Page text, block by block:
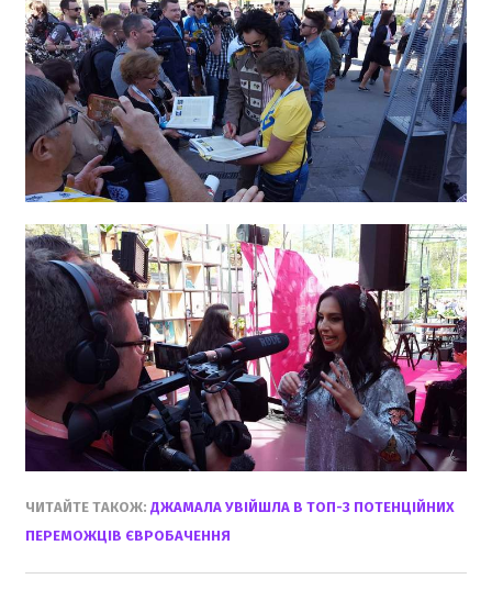
ЧИТАЙТЕ ТАКОЖ: ДЖАМАЛА УВІЙШЛА В ТОП-3 ПОТЕНЦІЙНИХ
ПЕРЕМОЖЦІВ ЄВРОБАЧЕННЯ